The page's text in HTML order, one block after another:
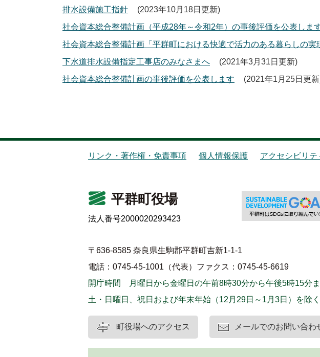
排水設備施工指針
2023年10月18日更新
社会資本総合整備計画（平成28年～令和2年）の事後評価を公表します
社会資本総合整備計画「平群町における快適で活力のある暮らしの実
下水道排水設備指定工事店のみなさまへ
2021年3月31日更新
社会資本総合整備計画の事後評価を公表します
2021年1月25日更新
リンク・著作権・免責事項 個人情報保護 アクセシビリテ
平群町役場
法人番号2000020293423
〒636-8585 奈良県生駒郡平群町吉新1-1-1
電話：0745-45-1001（代表） ファクス：0745-45-6619
開庁時間 月曜日から金曜日の午前8時30分から午後5時15分
土・日曜日、祝日および年末年始（12月29日～1月3日）を除く
町役場へのアクセス メールでのお問い合わ